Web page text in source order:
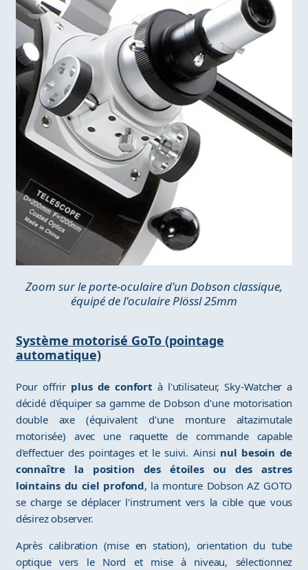
Zoom sur le porte-oculaire d'un Dobson classique,
équipé de l'oculaire Plössl 25mm
Système motorisé GoTo (pointage
automatique)
Pour offrir plus de confort à l'utilisateur, Sky-Watcher a
décidé d'équiper sa gamme de Dobson d'une motorisation
double axe (équivalent d'une monture altazimutale
motorisée) avec une raquette de commande capable
d'effectuer des pointages et le suivi. Ainsi nul besoin de
connaître la position des étoiles ou des astres
lointains du ciel profond, la monture Dobson AZ GOTO
se charge se déplacer l'instrument vers la cible que vous
désirez observer.
Après calibration (mise en station), orientation du tube
optique vers le Nord et mise à niveau, sélectionnez